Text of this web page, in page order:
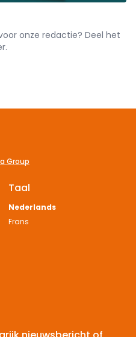
onze redactie? Deel het
Group
Taal
Nederlands
Frans